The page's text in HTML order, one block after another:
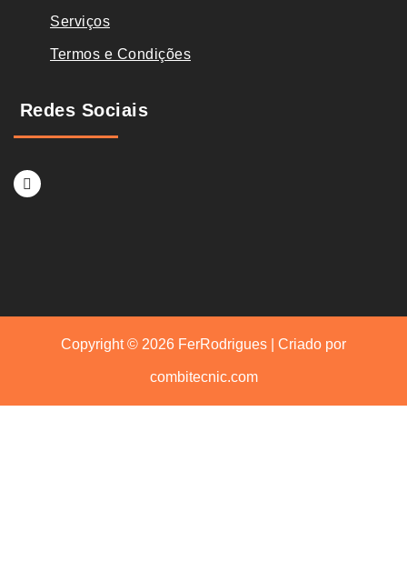
Serviços
Termos e Condições
Redes Sociais
Copyright © 2026 FerRodrigues | Criado por
combitecnic.com